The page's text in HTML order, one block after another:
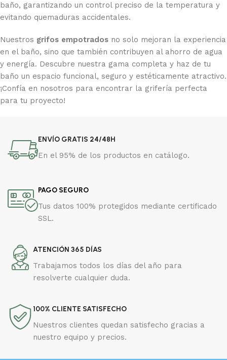
baño, garantizando un control preciso de la temperatura y
evitando quemaduras accidentales.
Nuestros grifos empotrados no solo mejoran la experiencia
en el baño, sino que también contribuyen al ahorro de agua
y energía. Descubre nuestra gama completa y haz de tu
baño un espacio funcional, seguro y estéticamente atractivo.
¡Confía en nosotros para encontrar la grifería perfecta
para tu proyecto!
ENVÍO GRATIS 24/48H
En el 95% de los productos en catálogo.
PAGO SEGURO
Tus datos 100% protegidos mediante certificado
SSL.
ATENCIÓN 365 DÍAS
Trabajamos todos los días del año para
resolverte cualquier duda.
100% CLIENTE SATISFECHO
Nuestros clientes quedan satisfecho gracias a
nuestro equipo y precios.